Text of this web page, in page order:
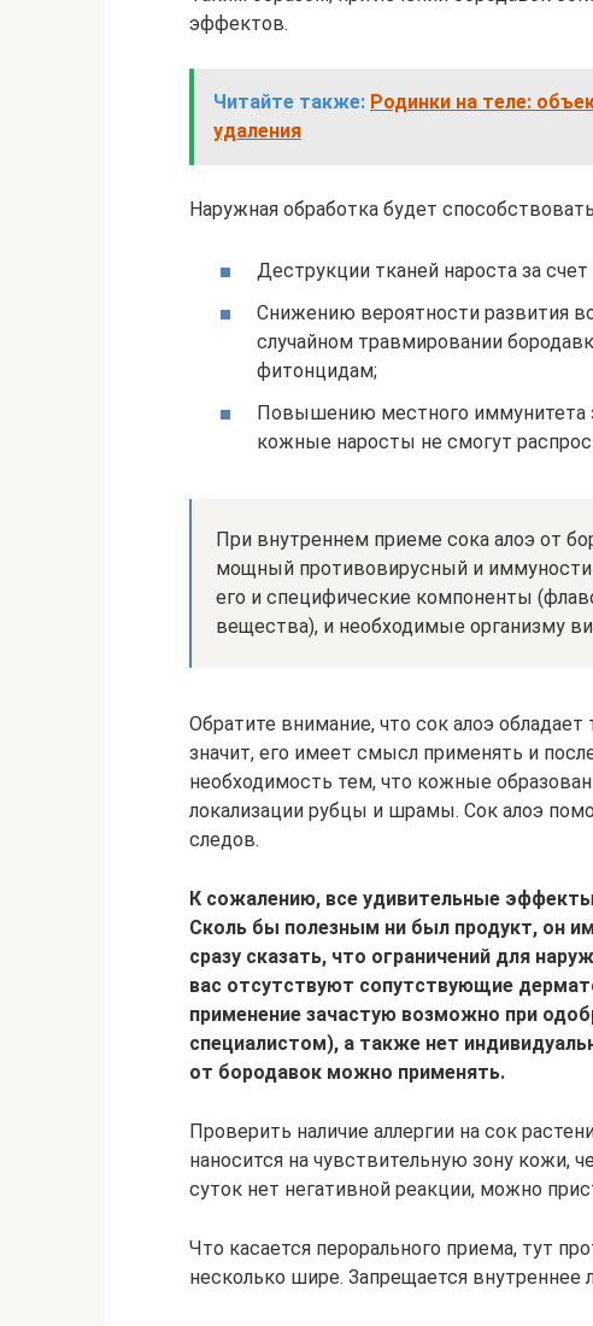
эффектов.
Читайте также: Родинки на теле:
удаления
Наружная обработка будет
Деструкции тканей нароста за счет
Снижению вероятности развития
случайном травмировании
фитонцидам;
Повышению местного иммунитета
кожные наросты не смогут
При внутреннем приеме сока алоэ от
мощный противовирусный и
его и специфические компоненты
вещества), и необходимые организму
Обратите внимание, что сок алоэ
значит, его имеет смысл применять и
необходимость тем, что кожные
локализации рубцы и шрамы. Сок алоэ
следов.
К сожалению, все удивительные
Сколь бы полезным ни был продукт, он
сразу сказать, что ограничений для
вас отсутствуют сопутствующие
применение зачастую возможно при
специалистом), а также нет
от бородавок можно применять.
Проверить наличие аллергии на сок
наносится на чувствительную зону кожи,
суток нет негативной реакции, можно
Что касается перорального приема, тут
несколько шире. Запрещается внутреннее